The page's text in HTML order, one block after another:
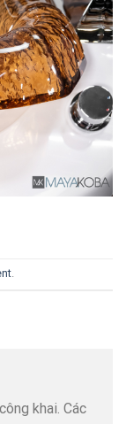
.
khai. Các